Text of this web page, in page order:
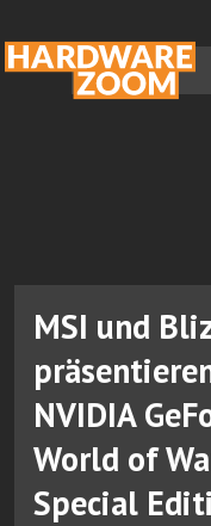
MSI und
NVIDIA
World of
Special